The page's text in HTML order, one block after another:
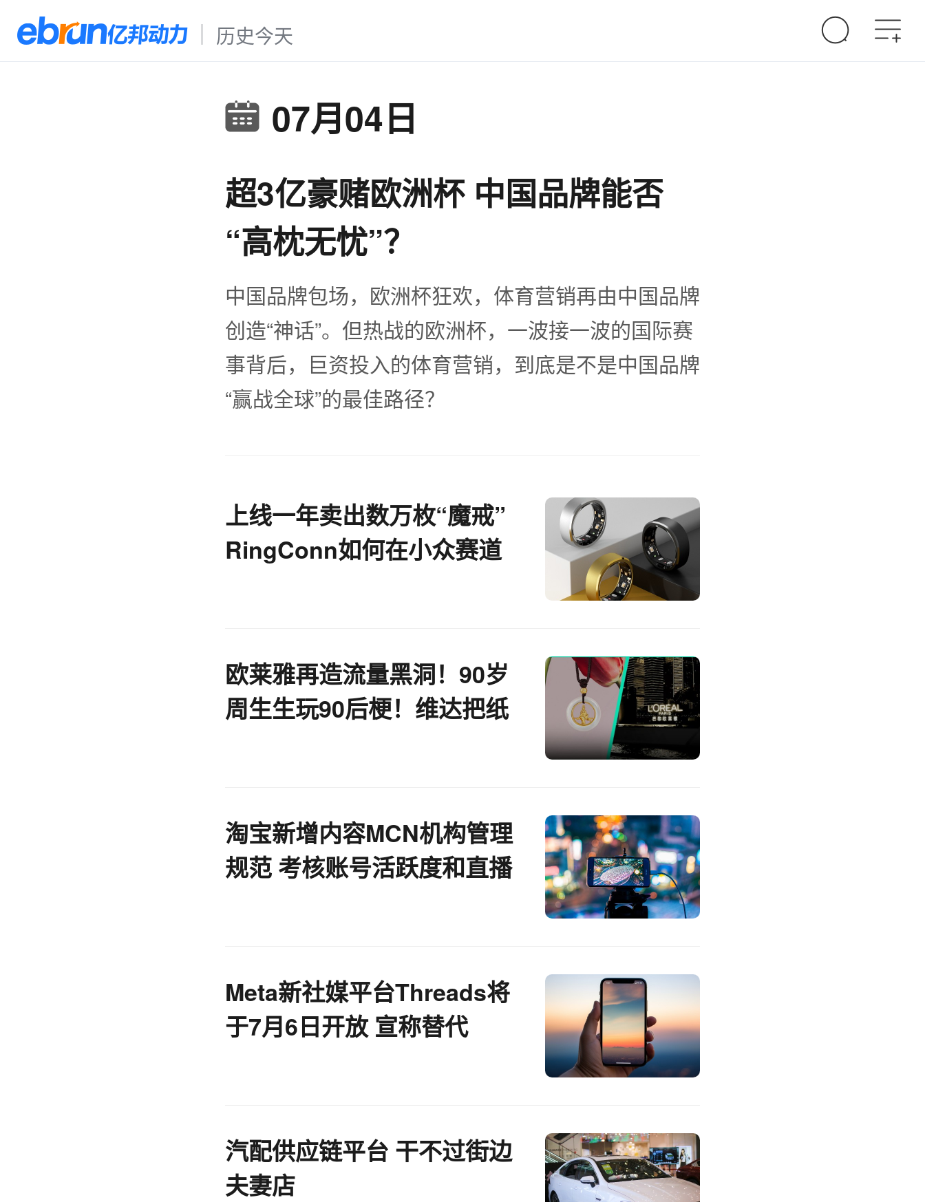
历史今天
07月04日
超3亿豪赌欧洲杯 中国品牌能否
“高枕无忧”？
中国品牌包场，欧洲杯狂欢，体育营销再由中国品牌
创造“神话”。但热战的欧洲杯，一波接一波的国际赛
事背后，巨资投入的体育营销，到底是不是中国品牌
“赢战全球”的最佳路径？
上线一年卖出数万枚“魔戒”
RingConn如何在小众赛道
欧莱雅再造流量黑洞！90岁
周生生玩90后梗！维达把纸
淘宝新增内容MCN机构管理
规范 考核账号活跃度和直播
Meta新社媒平台Threads将
于7月6日开放 宣称替代
汽配供应链平台 干不过街边
夫妻店